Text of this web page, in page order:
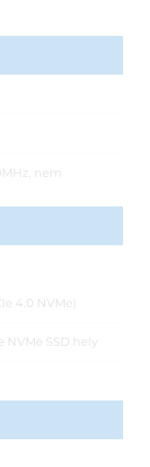
nem
4.0 NVMe)
NVMe SSD hely